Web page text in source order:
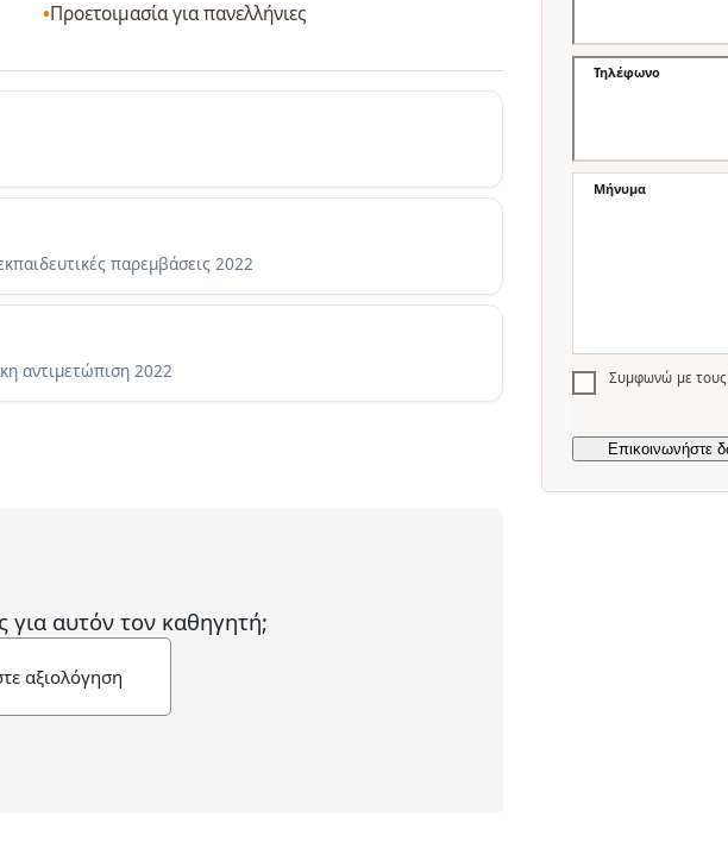
Προετοιμασία για πανελλήνιες
παρεμβάσεις 2022
αντιμετώπιση 2022
για αυτόν τον καθηγητή;
αξιολόγηση
Τηλέφωνο
Μήνυμα
Συμφωνώ με τους